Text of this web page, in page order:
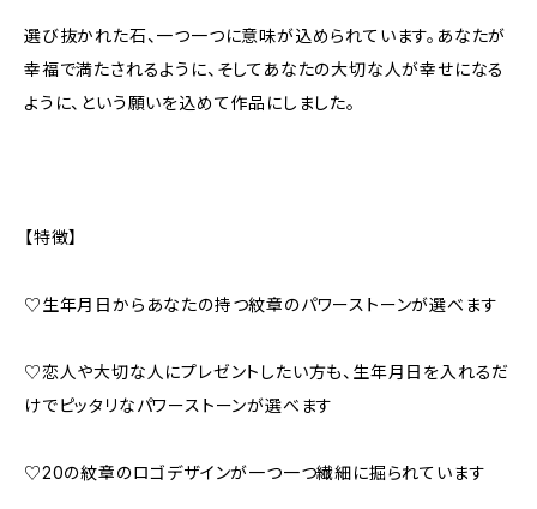
選び抜かれた石、一つ一つに意味が込められています。あなたが
幸福で満たされるように、そしてあなたの大切な人が幸せになる
ように、という願いを込めて作品にしました。
【特徴】
♡生年月日からあなたの持つ紋章のパワーストーンが選べます
♡恋人や大切な人にプレゼントしたい方も、生年月日を入れるだ
けでピッタリなパワーストーンが選べます
♡20の紋章のロゴデザインが一つ一つ繊細に掘られています